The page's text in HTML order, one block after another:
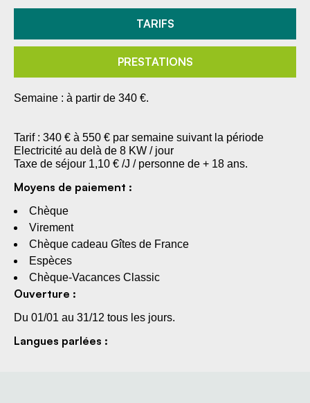
TARIFS
PRESTATIONS
Semaine : à partir de 340 €.
Tarif : 340 € à 550 € par semaine suivant la période
Electricité au delà de 8 KW / jour
Taxe de séjour 1,10 € /J / personne de + 18 ans.
Moyens de paiement :
Chèque
Virement
Chèque cadeau Gîtes de France
Espèces
Chèque-Vacances Classic
Ouverture :
Du 01/01 au 31/12 tous les jours.
Langues parlées :